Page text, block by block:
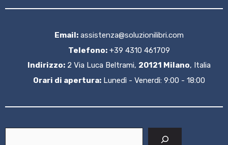
Email: assistenza@soluzionilibri.com
Telefono: +39 4310 461709
Indirizzo: 2 Via Luca Beltrami, 20121 Milano, Italia
Orari di apertura: Lunedì - Venerdì: 9:00 - 18:00